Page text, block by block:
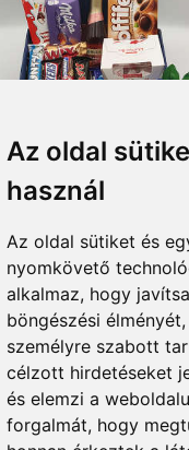
Az oldal
használ
Az oldal sütiket és
nyomkövető
alkalmaz, hogy
böngészési
személyre szabott
célzott hirdetéseket
és elemzi a
forgalmát, hogy
– édesség
19 800 Ft-tól
Elfogadott fizetési módok